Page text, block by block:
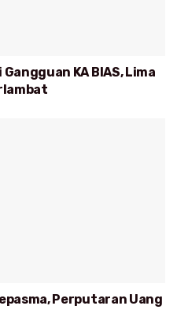
KA BIAS, Lima
Perputaran Uang